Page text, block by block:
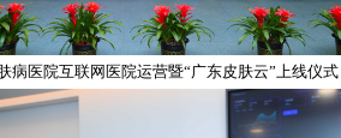
病医院互联网医院运营暨“广东皮肤云”上线仪式